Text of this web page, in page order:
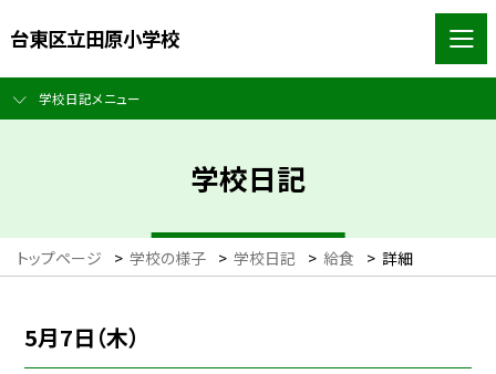
台東区立田原小学校
学校日記メニュー
学校日記
トップページ > 学校の様子 > 学校日記 > 給食 > 詳細
5月7日（木）